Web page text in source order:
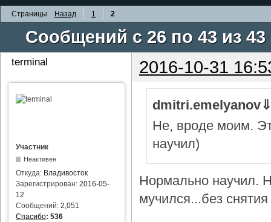
Страницы Назад 1 2
Сообщений с 26 по 43 из 43
terminal 2016-10-31
Участник
Неактивен
Откуда: Владивосток
Зарегистрирован: 2016-05-
12
Сообщений: 2,051
Спасибо: 536
Не, вроде моим.
научил)
Нормально научил.
мучился...без снятия